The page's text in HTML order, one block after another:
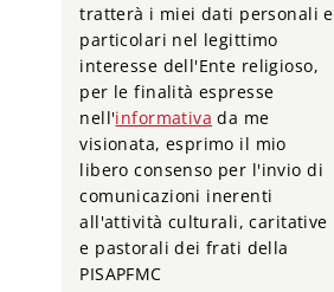
tratterà i miei dati personali e
particolari nel legittimo
interesse dell'Ente religioso,
per le finalità espresse
nell'informativa da me
visionata, esprimo il mio
libero consenso per l'invio di
comunicazioni inerenti
all'attività culturali, caritative
e pastorali dei frati della
PISAPFMC